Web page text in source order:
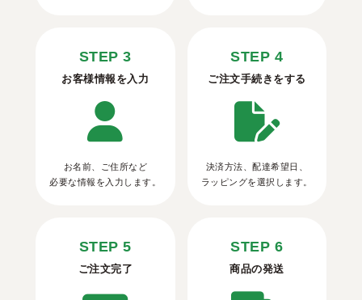
STEP 3
お客様情報を入力
お名前、ご住所など
必要な情報を入力します。
STEP 4
ご注文手続きをする
決済方法、配達希望日、
ラッピングを選択します。
STEP 5
ご注文完了
STEP 6
商品の発送